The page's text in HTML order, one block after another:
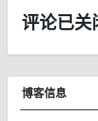
评论已关
博客信息